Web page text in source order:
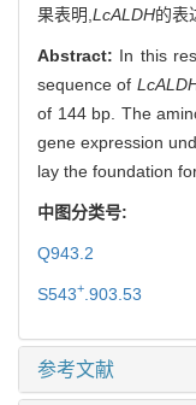
果表明, LcALDH的表
Abstract: In this
sequence of
of 144 bp. The
gene expression
lay the foundation
中图分类号:
Q943.2
S543+ .903.53
参考文献